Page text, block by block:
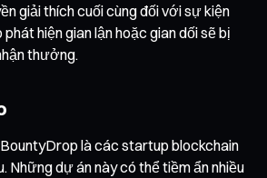
giải thích cuối cùng đối với sự kiện
hiện gian lận hoặc gian dối sẽ bị
thưởng.
là các startup blockchain
Những dự án này có thể tiềm ẩn nhiều